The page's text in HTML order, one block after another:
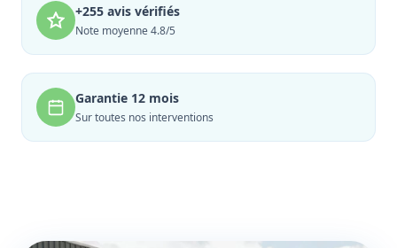
+255 avis vérifiés
Note moyenne 4.8/5
Garantie 12 mois
Sur toutes nos interventions